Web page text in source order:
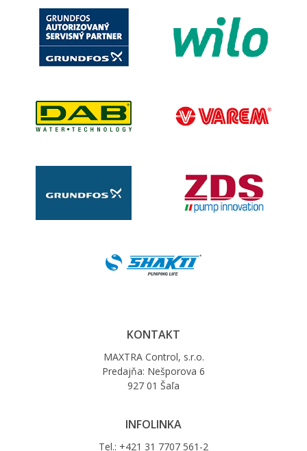
KONTAKT
MAXTRA Control, s.r.o.
Predajňa: Nešporova 6
927 01 Šaľa
INFOLINKA
Tel.: +421 31 7707 561-2